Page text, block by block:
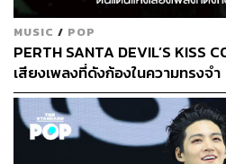
TAGS: คอนเสิร์ต
BOWKYLION
โบกี้-พิชญ์สินี วีระสุทธิมาศ
BOWKYLION LANTA
MUSIC / POP
PERTH SANTA DEVIL’S KISS
เสียงเพลงที่ดังก้องในความทรงจำ